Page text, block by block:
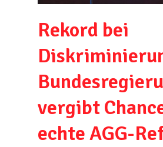
Rekord bei
vergibt
echte AGG-